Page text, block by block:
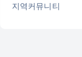
지역커뮤니티